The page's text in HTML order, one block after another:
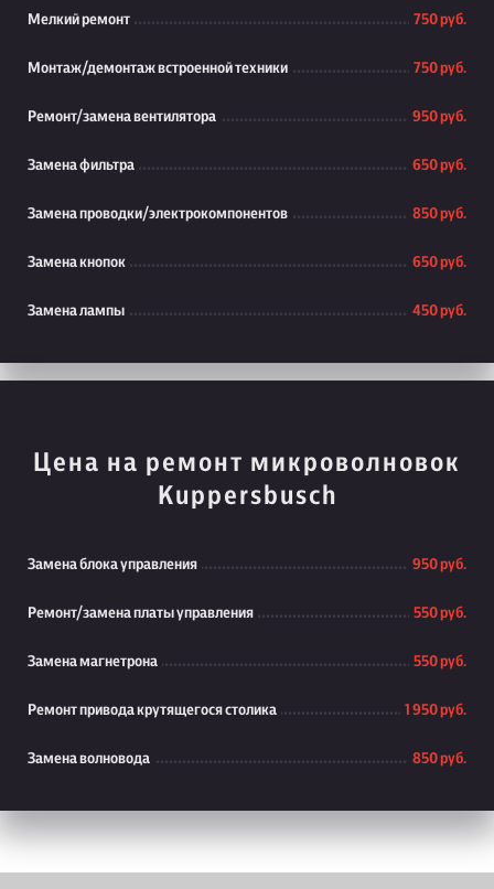
Мелкий ремонт 750 руб.
Монтаж/демонтаж встроенной техники 750 руб.
Ремонт/замена вентилятора 950 руб.
Замена фильтра 650 руб.
Замена проводки/электрокомпонентов 850 руб.
Замена кнопок 650 руб.
Замена лампы 450 руб.
Цена на ремонт микроволновок
Kuppersbusch
Замена блока управления 950 руб.
Ремонт/замена платы управления 550 руб.
Замена магнетрона 550 руб.
Ремонт привода крутящегося столика 1 950 руб.
Замена волновода 850 руб.